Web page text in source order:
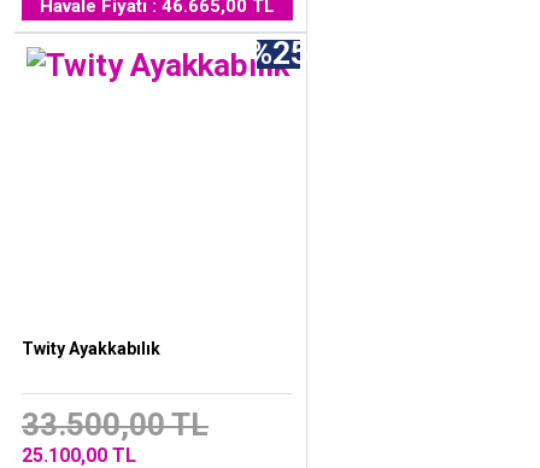
Havale Fiyatı : 46.665,00 TL
%25
Twity Ayakkabılık
33.500,00 TL
25.100,00 TL